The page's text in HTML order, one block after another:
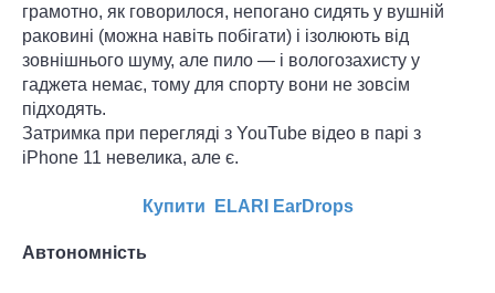
грамотно, як говорилося, непогано сидять у вушній
раковині (можна навіть побігати) і ізолюють від
зовнішнього шуму, але пило — і вологозахисту у
гаджета немає, тому для спорту вони не зовсім
підходять.
Затримка при перегляді з YouTube відео в парі з
iPhone 11 невелика, але є.
Купити ELARI EarDrops
Автономність